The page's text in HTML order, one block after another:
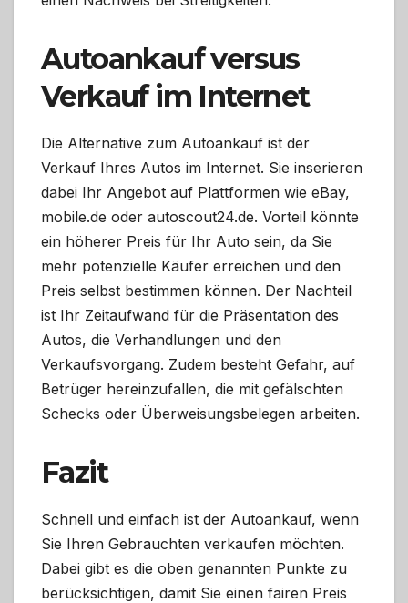
Autoankauf versus
Verkauf im Internet
Die Alternative zum Autoankauf ist der
Verkauf Ihres Autos im Internet. Sie inserieren
dabei Ihr Angebot auf Plattformen wie eBay,
mobile.de oder autoscout24.de. Vorteil könnte
ein höherer Preis für Ihr Auto sein, da Sie
mehr potenzielle Käufer erreichen und den
Preis selbst bestimmen können. Der Nachteil
ist Ihr Zeitaufwand für die Präsentation des
Autos, die Verhandlungen und den
Verkaufsvorgang. Zudem besteht Gefahr, auf
Betrüger hereinzufallen, die mit gefälschten
Schecks oder Überweisungsbelegen arbeiten.
Fazit
Schnell und einfach ist der Autoankauf, wenn
Sie Ihren Gebrauchten verkaufen möchten.
Dabei gibt es die oben genannten Punkte zu
berücksichtigen, damit Sie einen fairen Preis